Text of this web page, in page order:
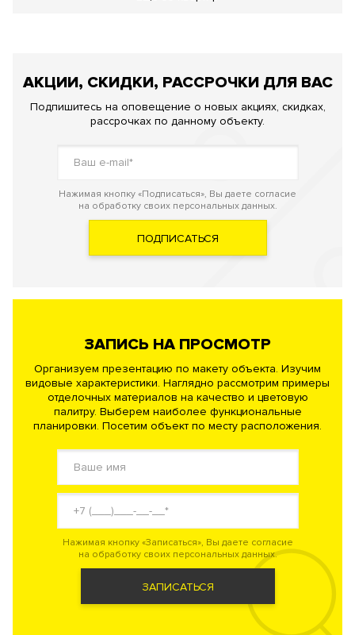
АКЦИИ, СКИДКИ, РАССРОЧКИ ДЛЯ ВАС
Подпишитесь на оповещение о новых акциях, скидках,
рассрочках по данному объекту.
Нажимая кнопку «Подписаться», Вы даете согласие
на обработку своих персональных данных.
ПОДПИСАТЬСЯ
ЗАПИСЬ НА ПРОСМОТР
Организуем презентацию по макету объекта. Изучим
видовые характеристики. Наглядно рассмотрим примеры
отделочных материалов на качество и цветовую
палитру. Выберем наиболее функциональные
планировки. Посетим объект по месту расположения.
Нажимая кнопку «Записаться», Вы даете согласие
на обработку своих персональных данных.
ЗАПИСАТЬСЯ